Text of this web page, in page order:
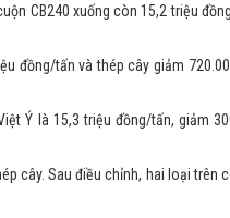
CB240 xuống còn 15,2 triệu
đồng/tấn và thép cây giảm
Ý là 15,3 triệu đồng/tấn, giảm
cây. Sau điều chỉnh, hai loại trên